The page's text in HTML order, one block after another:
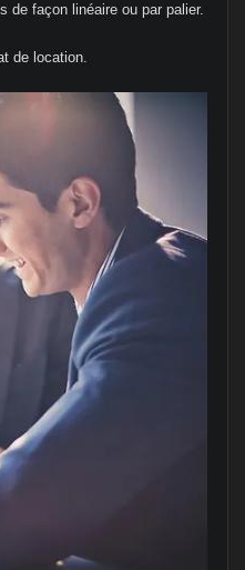
de façon linéaire ou par palier.
de location.